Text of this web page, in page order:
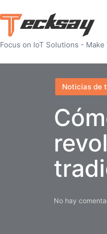
Focus on IoT Solutions -
Publicado
en
Noticias de
No hay